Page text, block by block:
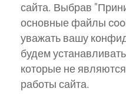
сайта. Выбрав
основные файлы
уважать вашу
будем
которые не
работы сайта.